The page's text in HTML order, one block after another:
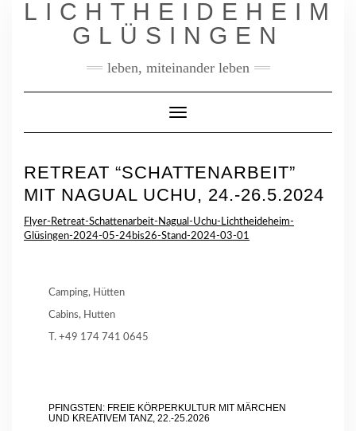
LICHTHEIDEHEIM
GLÜSINGEN
leben, miteinander leben
Toggle
RETREAT “SCHATTENARBEIT”
MIT NAGUAL UCHU, 24.-26.5.2024
Flyer-Retreat-Schattenarbeit-Nagual-Uchu-Lichtheideheim-
Glüsingen-2024-05-24bis26-Stand-2024-03-01
Camping, Hütten
Cabins, Hutten
T. +49 174 741 0645
PFINGSTEN: FREIE KÖRPERKULTUR MIT MÄRCHEN
UND KREATIVEM TANZ, 22.-25.2026